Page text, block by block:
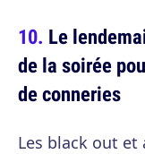
Le
de la soirée
de conneries
Les black out